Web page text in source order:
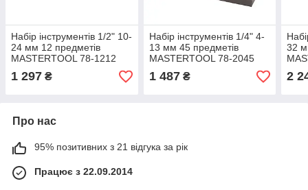
Набір інструментів 1/2" 10-
24 мм 12 предметів
MASTERTOOL 78-1212
1 297 ₴
Набір інструментів 1/4" 4-
13 мм 45 предметів
MASTERTOOL 78-2045
1 487₴
32
2
Про нас
95% позитивних з 21 відгука за рік
Працює з 22.09.2014